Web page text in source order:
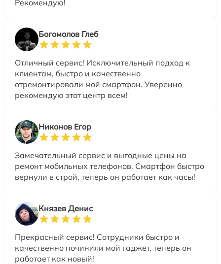
Рекомендую!
Богомолов Глеб
Отличный сервис! Исключительный подход к
клиентам, быстро и качественно
отремонтировали мой смартфон. Уверенно
рекомендую этот центр всем!
Никонов Егор
Замечательный сервис и выгодные цены на
ремонт мобильных телефонов. Смартфон быстро
вернули в строй, теперь он работает как часы!
Князев Денис
Прекрасный сервис! Сотрудники быстро и
качественно починили мой гаджет, теперь он
работает как новый!